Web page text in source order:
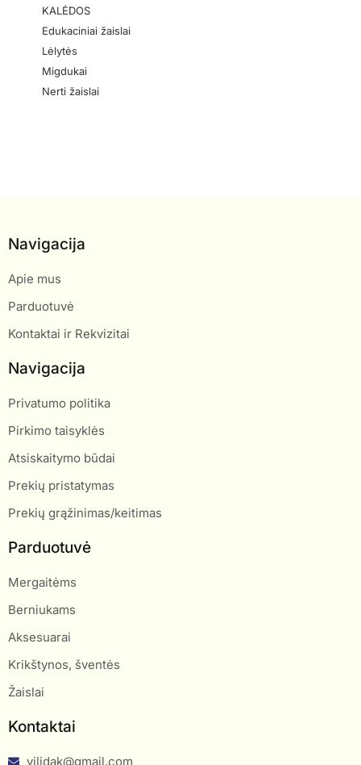
KALĖDOS
Edukaciniai žaislai
Lėlytės
Migdukai
Nerti žaislai
Navigacija
Apie mus
Parduotuvė
Kontaktai ir Rekvizitai
Navigacija
Privatumo politika
Pirkimo taisyklės
Atsiskaitymo būdai
Prekių pristatymas
Prekių grąžinimas/keitimas
Parduotuvė
Mergaitėms
Berniukams
Aksesuarai
Krikštynos, šventės
Žaislai
Kontaktai
vilidak@gmail.com